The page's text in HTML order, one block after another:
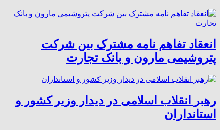
انعقاد تفاهم نامه مشترک بین شرکت
پتروشیمی مارون و بانک تجارت
رهبر انقلاب اسلامی در دیدار وزیر کشور و
استانداران